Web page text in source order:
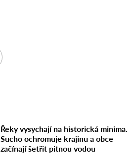
Řeky vysychají na historická minima.
Sucho ochromuje krajinu a obce
začínají šetřit pitnou vodou